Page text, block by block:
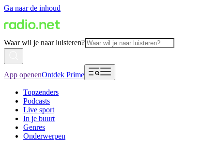
Ga naar de inhoud
Waar wil je naar luisteren?
App openenOntdek Prime
Topzenders
Podcasts
Live sport
In je buurt
Genres
Onderwerpen